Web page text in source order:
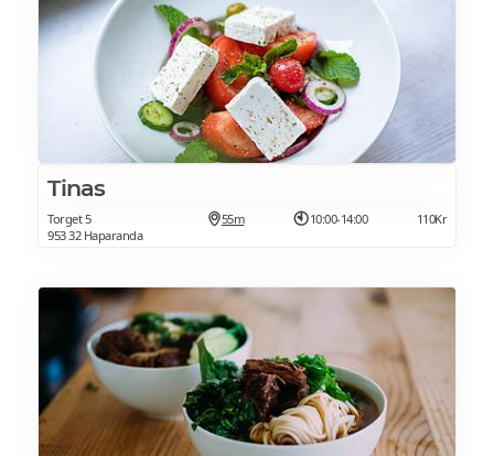
Tinas
Torget 5
953 32 Haparanda
55m 10:00-14:00 110Kr